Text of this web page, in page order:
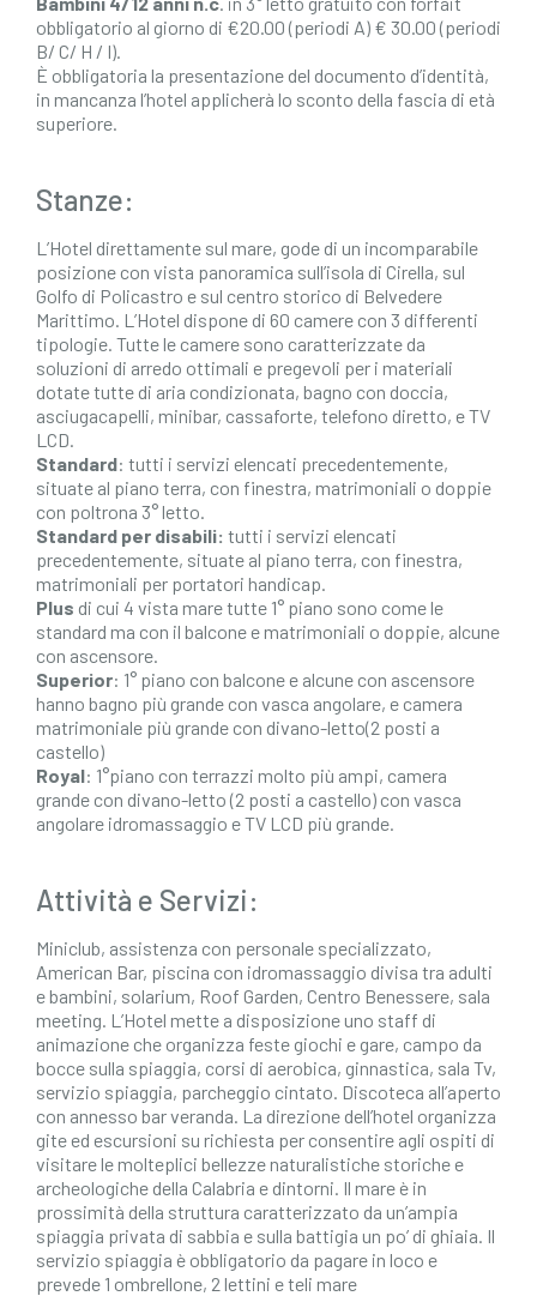
obbligatorio al giorno di €20.00 (periodi A) € 30.00 (periodi
B/ C/ H / I).
È obbligatoria la presentazione del documento d’identità,
in mancanza l’hotel applicherà lo sconto della fascia di età
superiore.
Stanze:
L’Hotel direttamente sul mare, gode di un incomparabile
posizione con vista panoramica sull’isola di Cirella, sul
Golfo di Policastro e sul centro storico di Belvedere
Marittimo. L’Hotel dispone di 60 camere con 3 differenti
tipologie. Tutte le camere sono caratterizzate da
soluzioni di arredo ottimali e pregevoli per i materiali
dotate tutte di aria condizionata, bagno con doccia,
asciugacapelli, minibar, cassaforte, telefono diretto, e TV
LCD.
Standard: tutti i servizi elencati precedentemente,
situate al piano terra, con finestra, matrimoniali o doppie
con poltrona 3° letto.
Standard per disabili: tutti i servizi elencati
precedentemente, situate al piano terra, con finestra,
matrimoniali per portatori handicap.
Plus di cui 4 vista mare tutte 1° piano sono come le
standard ma con il balcone e matrimoniali o doppie, alcune
con ascensore.
Superior: 1° piano con balcone e alcune con ascensore
hanno bagno più grande con vasca angolare, e camera
matrimoniale più grande con divano-letto(2 posti a
castello)
Royal: 1°piano con terrazzi molto più ampi, camera
grande con divano-letto (2 posti a castello) con vasca
angolare idromassaggio e TV LCD più grande.
Attività e Servizi:
Miniclub, assistenza con personale specializzato,
American Bar, piscina con idromassaggio divisa tra adulti
e bambini, solarium, Roof Garden, Centro Benessere, sala
meeting. L’Hotel mette a disposizione uno staff di
animazione che organizza feste giochi e gare, campo da
bocce sulla spiaggia, corsi di aerobica, ginnastica, sala Tv,
servizio spiaggia, parcheggio cintato. Discoteca all’aperto
con annesso bar veranda. La direzione dell’hotel organizza
gite ed escursioni su richiesta per consentire agli ospiti di
visitare le molteplici bellezze naturalistiche storiche e
archeologiche della Calabria e dintorni. Il mare è in
prossimità della struttura caratterizzato da un’ampia
spiaggia privata di sabbia e sulla battigia un po’ di ghiaia. Il
servizio spiaggia è obbligatorio da pagare in loco e
prevede 1 ombrellone, 2 lettini e teli mare